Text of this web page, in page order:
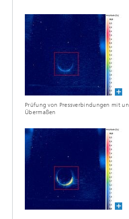
Prüfung von Pressverbindungen mit
Übermaßen